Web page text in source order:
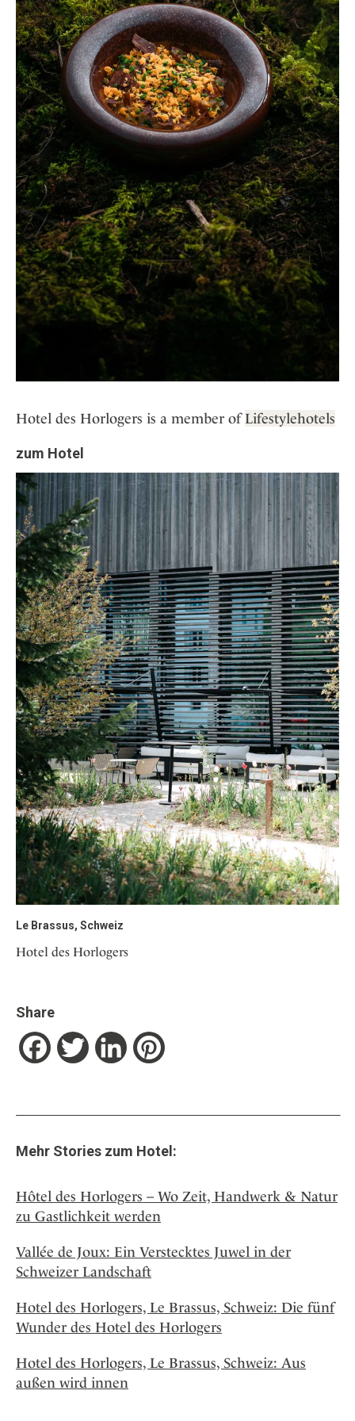
Hotel des Horlogers is a member ofLifestylehotels
zum Hotel
Le Brassus, Schweiz
Hotel des Horlogers
Share
FacebookTwitter LinkedIn
Mehr Stories zum Hotel:
Hôtel des Horlogers – Wo Zeit, Handwerk & Natur
zu Gastlichkeit werden
Vallée de Joux: Ein Verstecktes Juwel in der
Schweizer Landschaft
Hotel des Horlogers, Le Brassus, Schweiz: Die fünf
Wunder des Hotel des Horlogers
Hotel des Horlogers, Le Brassus, Schweiz: Aus
außen wird innen